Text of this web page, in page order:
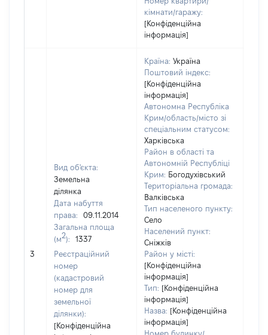
кімнати/гаражу:
[Конфіденційна
інформація]
3
Вид об'єкта:
Земельна
ділянка
Дата набуття
права:
09.11.2014
Загальна площа
(м2):
1337
Реєстраційний
номер
(кадастровий
номер для
земельної
ділянки):
[Конфіденційна
Країна: Україна
Поштовий індекс:
[Конфіденційна
інформація]
Автономна Республіка
Крим/область/місто зі
спеціальним статусом:
Харківська
Район в області та
Автономній Республіці
Крим: Богодухівський
Територіальна громада:
Валківська
Тип населеного пункту:
Село
Населений пункт:
Сніжків
Район у місті:
[Конфіденційна
інформація]
Тип: [Конфіденційна
інформація]
Назва: [Конфіденційна
інформація]
Номер будинку/